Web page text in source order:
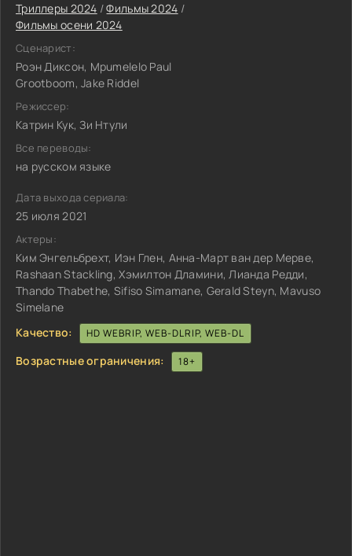
Триллеры 2024 /Фильмы 2024 /
Фильмы осени 2024
Сценарист:
Роэн Диксон, Mpumelelo Paul
Grootboom, Jake Riddel
Режиссер:
Катрин Кук, Зи Нтули
Все переводы:
на русском языке
Дата выхода сериала:
25 июля 2021
Актеры:
Ким Энгельбрехт, Иэн Глен, Анна-Март ван дер Мерве,
Rashaan Stackling, Хэмилтон Дламини, Лианда Редди,
Thando Thabethe, Sifiso Simamane, Gerald Steyn, Mavuso
Simelane
Качество:
HD WEBRIP, WEB-DLRIP, WEB-DL
Возрастные ограничения: 18+